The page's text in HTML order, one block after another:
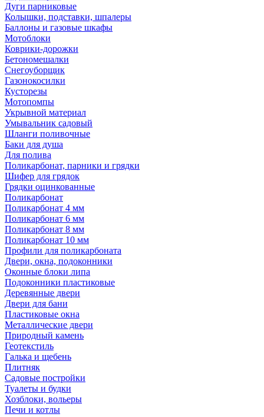
Дуги парниковые
Колышки, подставки, шпалеры
Баллоны и газовые шкафы
Мотоблоки
Коврики-дорожки
Бетономешалки
Снегоуборщик
Газонокосилки
Кусторезы
Мотопомпы
Укрывной материал
Умывальник садовый
Шланги поливочные
Баки для душа
Для полива
Поликарбонат, парники и грядки
Шифер для грядок
Грядки оцинкованные
Поликарбонат
Поликарбонат 4 мм
Поликарбонат 6 мм
Поликарбонат 8 мм
Поликарбонат 10 мм
Профили для поликарбоната
Двери, окна, подоконники
Оконные блоки липа
Подоконники пластиковые
Деревянные двери
Двери для бани
Пластиковые окна
Металлические двери
Природный камень
Геотекстиль
Галька и щебень
Плитняк
Садовые постройки
Туалеты и будки
Хозблоки, вольеры
Печи и котлы